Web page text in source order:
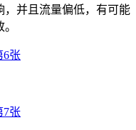
，并且流量偏低，有可能